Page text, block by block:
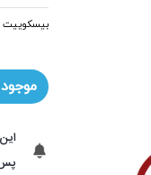
بیسکوییت
پس